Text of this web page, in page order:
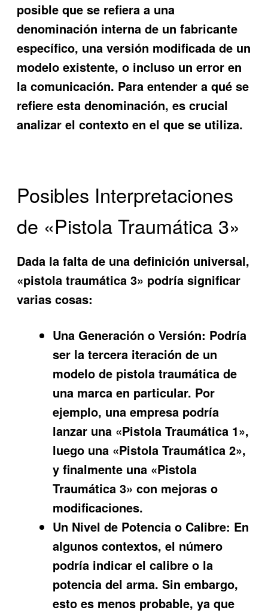
posible que se refiera a una
denominación interna de un fabricante
específico, una versión modificada de un
modelo existente, o incluso un error en
la comunicación. Para entender a qué se
refiere esta denominación, es crucial
analizar el contexto en el que se utiliza.
Posibles Interpretaciones
de «Pistola Traumática 3»
Dada la falta de una definición universal,
«pistola traumática 3» podría significar
varias cosas:
Una Generación o Versión: Podría
ser la tercera iteración de un
modelo de pistola traumática de
una marca en particular. Por
ejemplo, una empresa podría
lanzar una «Pistola Traumática 1»,
luego una «Pistola Traumática 2»,
y finalmente una «Pistola
Traumática 3» con mejoras o
modificaciones.
Un Nivel de Potencia o Calibre: En
algunos contextos, el número
podría indicar el calibre o la
potencia del arma. Sin embargo,
esto es menos probable, ya que